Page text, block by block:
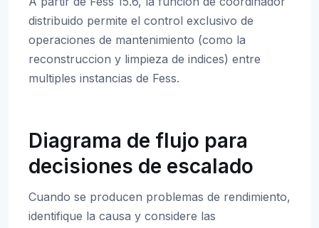
distribuido permite el control exclusivo de
operaciones de mantenimiento (como la
reconstruccion y limpieza de indices) entre
multiples instancias de Fess.
Diagrama de flujo para
decisiones de escalado
Cuando se producen problemas de rendimiento,
identifique la causa y considere las